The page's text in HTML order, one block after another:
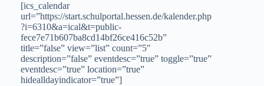
[ics_calendar
url=”https://start.schulportal.hessen.de/kalender.php
?i=6310&a=ical&t=public-
fece7e71b607ba8cd14bf26ce416c52b”
title=”false” view=”list” count=”5″
description=”false” eventdesc=”true” toggle=”true”
eventdesc=”true” location=”true”
hidealldayindicator=”true”]